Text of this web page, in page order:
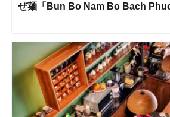
ぜ麺「Bun Bo Nam Bo Bach